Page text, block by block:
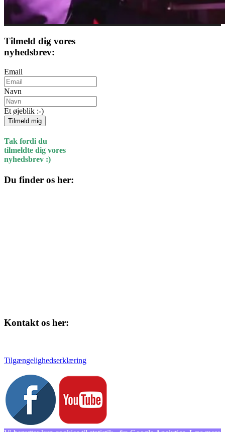
Tilmeld dig vores
nyhedsbrev:
Email
Navn
Et øjeblik :-)
Tilmeld mig
Tak fordi du
tilmeldte dig vores
nyhedsbrev :)
Du finder os her:
Kontakt os her:
Tilgængelighedserklæring